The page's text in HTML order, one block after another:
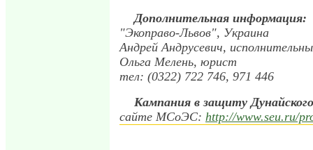
Дополнительная информация:
"Экоправо-Львов", Украина
Андрей Андрусевич,
Ольга Мелень, юрист
тел: (0322) 722 746, 971 446
Кампания в защиту
сайте МСоЭС: http://www.seu.ru/